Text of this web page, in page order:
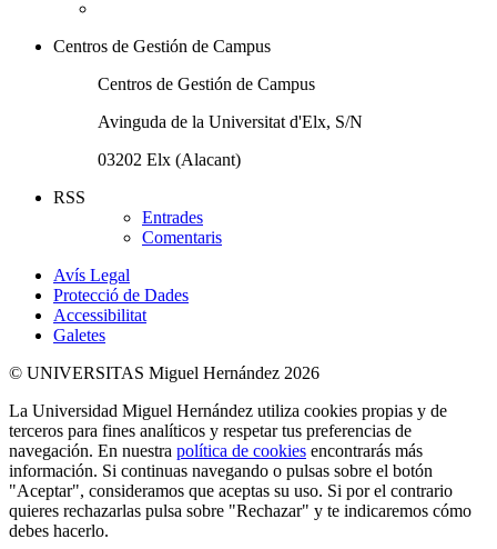
Centros de Gestión de Campus
Centros de Gestión de Campus
Avinguda de la Universitat d'Elx, S/N
03202 Elx (Alacant)
RSS
Entrades
Comentaris
Avís Legal
Protecció de Dades
Accessibilitat
Galetes
© UNIVERSITAS Miguel Hernández 2026
La Universidad Miguel Hernández utiliza cookies propias y de
terceros para fines analíticos y respetar tus preferencias de
navegación. En nuestra política de cookies encontrarás más
información. Si continuas navegando o pulsas sobre el botón
"Aceptar", consideramos que aceptas su uso. Si por el contrario
quieres rechazarlas pulsa sobre "Rechazar" y te indicaremos cómo
debes hacerlo.